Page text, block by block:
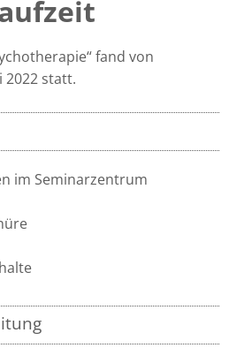
fand von
2022 statt.
im Seminarzentrum